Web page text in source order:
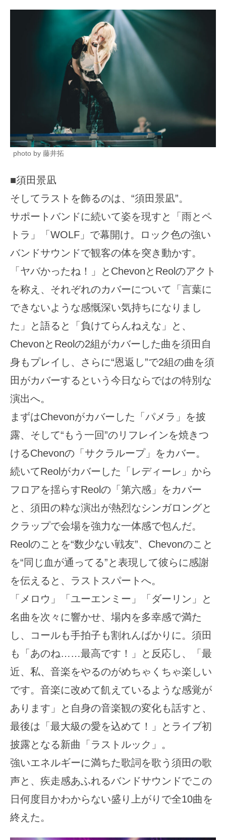
photo by 藤井拓
■須田景凪
そしてラストを飾るのは、“須田景凪”。
サポートバンドに続いて姿を現すと「雨とペ
トラ」「WOLF」で幕開け。ロック色の強い
バンドサウンドで観客の体を突き動かす。
「ヤバかったね！」とChevonとReolのアクト
を称え、それぞれのカバーについて「言葉に
できないような感慨深い気持ちになりまし
た」と語ると「負けてらんねえな」と、
ChevonとReolの2組がカバーした曲を須田自
身もプレイし、さらに“恩返し”で2組の曲を須
田がカバーするという今日ならではの特別な
演出へ。
まずはChevonがカバーした「パメラ」を披
露、そして“もう一回”のリフレインを焼きつ
けるChevonの「サクラループ」をカバー。
続いてReolがカバーした「レディーレ」から
フロアを揺らすReolの「第六感」をカバー
と、須田の粋な演出が熱烈なシンガロングと
クラップで会場を強力な一体感で包んだ。
Reolのことを“数少ない戦友”、Chevonのこと
を“同じ血が通ってる”と表現して彼らに感謝
を伝えると、ラストスパートへ。
「メロウ」「ユーエンミー」「ダーリン」と
名曲を次々に響かせ、場内を多幸感で満た
し、コールも手拍子も割れんばかりに。須田
も「あのね……最高です！」と反応し、「最
近、私、音楽をやるのがめちゃくちゃ楽しい
です。音楽に改めて飢えているような感覚が
あります」と自身の音楽観の変化も話すと、
最後は「最大級の愛を込めて！」とライブ初
披露となる新曲「ラストルック」。
強いエネルギーに満ちた歌詞を歌う須田の歌
声と、疾走感あふれるバンドサウンドでこの
日何度目かわからない盛り上がりで全10曲を
終えた。